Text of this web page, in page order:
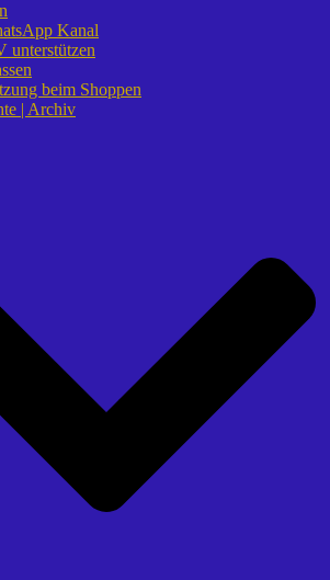
Kanal
unterstützen
beim Shoppen
| Archiv